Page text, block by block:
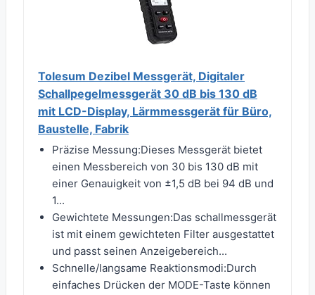
Tolesum Dezibel Messgerät, Digitaler
Schallpegelmessgerät 30 dB bis 130 dB
mit LCD-Display, Lärmmessgerät für Büro,
Baustelle, Fabrik
Präzise Messung:Dieses Messgerät bietet
einen Messbereich von 30 bis 130 dB mit
einer Genauigkeit von ±1,5 dB bei 94 dB und
1...
Gewichtete Messungen:Das schallmessgerät
ist mit einem gewichteten Filter ausgestattet
und passt seinen Anzeigebereich...
Schnelle/langsame Reaktionsmodi:Durch
einfaches Drücken der MODE-Taste können